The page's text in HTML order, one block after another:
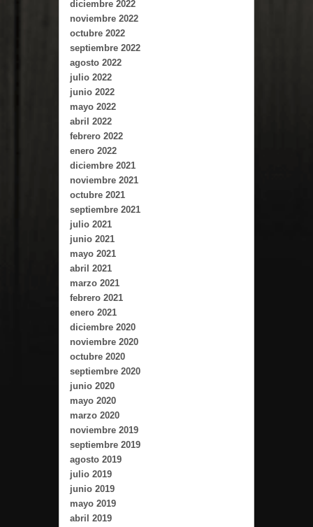
diciembre 2022
noviembre 2022
octubre 2022
septiembre 2022
agosto 2022
julio 2022
junio 2022
mayo 2022
abril 2022
febrero 2022
enero 2022
diciembre 2021
noviembre 2021
octubre 2021
septiembre 2021
julio 2021
junio 2021
mayo 2021
abril 2021
marzo 2021
febrero 2021
enero 2021
diciembre 2020
noviembre 2020
octubre 2020
septiembre 2020
junio 2020
mayo 2020
marzo 2020
noviembre 2019
septiembre 2019
agosto 2019
julio 2019
junio 2019
mayo 2019
abril 2019